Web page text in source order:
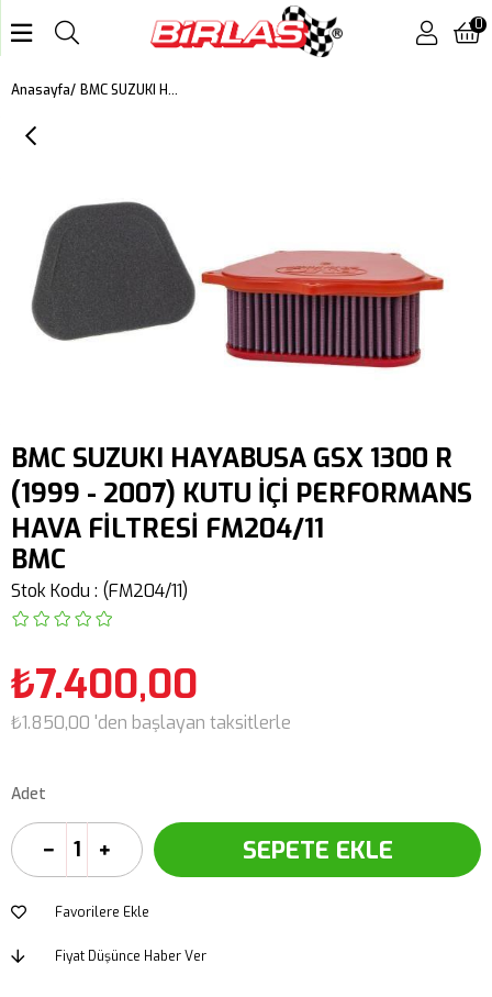
0
Anasayfa BMC SUZUKI HAYABUSA GSX 1300 R (1999 - 2007) KUTU İÇİ PERFORMANS HAVA FİLTRESİ FM204/11
BMC SUZUKI HAYABUSA GSX 1300 R
(1999 - 2007) KUTU İÇİ PERFORMANS
HAVA FİLTRESİ FM204/11
BMC
Stok Kodu (FM204/11)
₺7.400,00
₺1.850,00 'den başlayan taksitlerle
Adet
Favorilere Ekle
Fiyat Düşünce Haber Ver